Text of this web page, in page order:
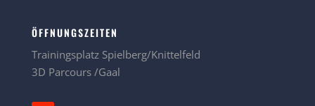
ÖFFNUNGSZEITEN
Trainingsplatz Spielberg/Knittelfeld
3D Parcours /Gaal